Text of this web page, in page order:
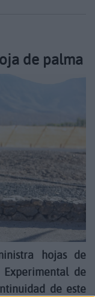
de palma
hojas de
de
de este